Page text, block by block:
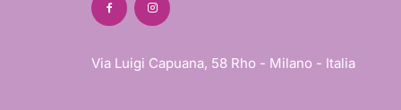
Via Luigi Capuana, 58 Rho - Milano - Italia